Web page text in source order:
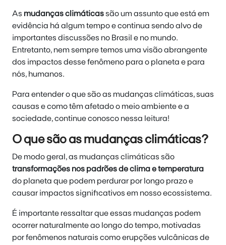
As mudanças climáticassão um assunto que está em
evidência há algum tempo e continua sendo alvo de
importantes discussões no Brasil e no mundo.
Entretanto, nem sempre temos uma visão abrangente
dos impactos desse fenômeno para o planeta e para
nós, humanos.
Para entender o que são as mudanças climáticas, suas
causas e como têm afetado o meio ambiente e a
sociedade, continue conosco nessa leitura!
O que são as mudanças climáticas?
De modo geral, as mudanças climáticas são
transformações nos padrões de clima e temperatura
do planeta que podem perdurar por longo prazo e
causar impactos significativos em nosso ecossistema.
É importante ressaltar que essas mudanças podem
ocorrer naturalmente ao longo do tempo, motivadas
por fenômenos naturais como erupções vulcânicas de